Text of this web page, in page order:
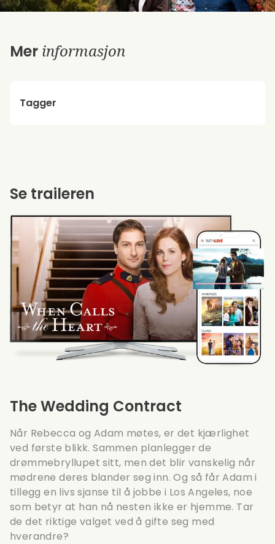
Mer informasjon
Tagger
The Wedding Contract
Når Rebecca og Adam møtes, er det kjærlighet
ved første blikk. Sammen planlegger de
drømmebryllupet sitt, men det blir vanskelig når
mødrene deres blander seg inn. Og så får Adam i
tillegg en livs sjanse til å jobbe i Los Angeles, noe
som betyr at han nå nesten ikke er hjemme. Tar
de det riktige valget ved å gifte seg med
hverandre?
Se traileren